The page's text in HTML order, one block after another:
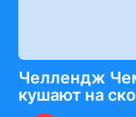
Челлендж
кушают на